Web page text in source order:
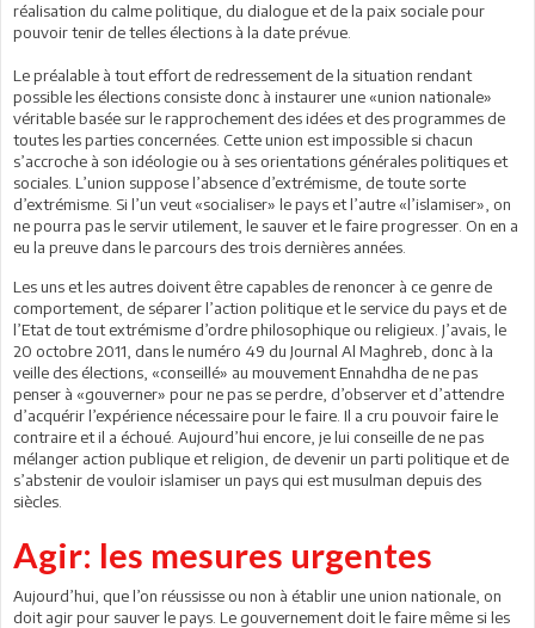
réalisation du calme politique, du dialogue et de la paix sociale pour
pouvoir tenir de telles élections à la date prévue.
Le préalable à tout effort de redressement de la situation rendant
possible les élections consiste donc à instaurer une «union nationale»
véritable basée sur le rapprochement des idées et des programmes de
toutes les parties concernées. Cette union est impossible si chacun
s’accroche à son idéologie ou à ses orientations générales politiques et
sociales. L’union suppose l’absence d’extrémisme, de toute sorte
d’extrémisme. Si l’un veut «socialiser» le pays et l’autre «l’islamiser», on
ne pourra pas le servir utilement, le sauver et le faire progresser. On en a
eu la preuve dans le parcours des trois dernières années.
Les uns et les autres doivent être capables de renoncer à ce genre de
comportement, de séparer l’action politique et le service du pays et de
l’Etat de tout extrémisme d’ordre philosophique ou religieux. J’avais, le
20 octobre 2011, dans le numéro 49 du Journal Al Maghreb, donc à la
veille des élections, «conseillé» au mouvement Ennahdha de ne pas
penser à «gouverner» pour ne pas se perdre, d’observer et d’attendre
d’acquérir l’expérience nécessaire pour le faire. Il a cru pouvoir faire le
contraire et il a échoué. Aujourd’hui encore, je lui conseille de ne pas
mélanger action publique et religion, de devenir un parti politique et de
s’abstenir de vouloir islamiser un pays qui est musulman depuis des
siècles.
Agir: les mesures urgentes
Aujourd’hui, que l’on réussisse ou non à établir une union nationale, on
doit agir pour sauver le pays. Le gouvernement doit le faire même si les